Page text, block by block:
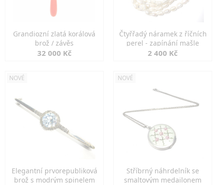
Grandiozní zlatá korálová
brož / závěs
32 000 Kč
Čtyřřadý náramek z říčních
perel - zapínání mašle
2 400 Kč
NOVÉ
Elegantní prvorepubliková
brož s modrým spinelem
NOVÉ
Stříbrný náhrdelník se
smaltovým medailonem